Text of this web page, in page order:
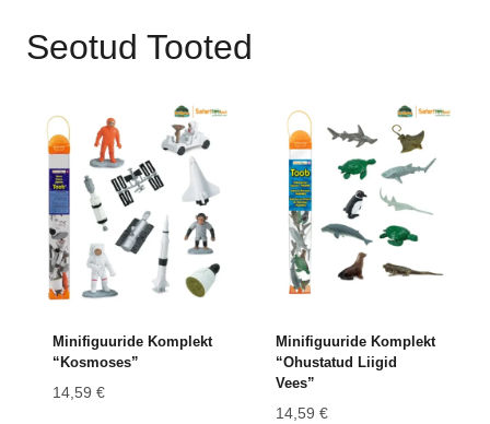
Seotud Tooted
Minifiguuride Komplekt
“Kosmoses”
14,59 €
Minifiguuride Komplekt
“Ohustatud Liigid
Vees”
14,59 €